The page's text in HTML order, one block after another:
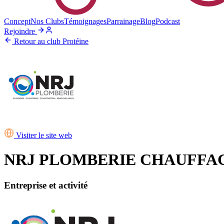
ConceptNos ClubsTémoignagesParrainageBlogPodcast
Rejoindre
Retour au club Protéine
Visiter le site web
NRJ PLOMBERIE
Entreprise et activité